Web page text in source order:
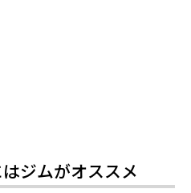
ジムがオススメ